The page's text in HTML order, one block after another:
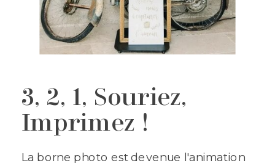
La borne photo est devenue l'animation
3, 2, 1, Souriez,
Imprimez !